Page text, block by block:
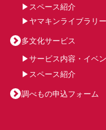
スペース紹介
ヤマキンライブラリー
多文化サービス
サービス内容・イベ
スペース紹介
調べもの申込フォーム